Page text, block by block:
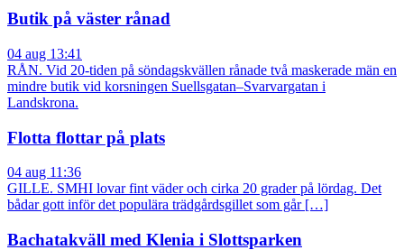
Butik på väster rånad
04 aug 13:41
RÅN. Vid 20-tiden på söndagskvällen rånade två maskerade män en
mindre butik vid korsningen Suellsgatan–Svarvargatan i
Landskrona.
Flotta flottar på plats
04 aug 11:36
GILLE. SMHI lovar fint väder och cirka 20 grader på lördag. Det
bådar gott inför det populära trädgårdsgillet som går […]
Bachatakväll med Klenia i Slottsparken